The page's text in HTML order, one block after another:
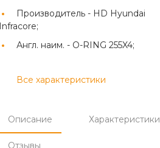
Производитель - HD Hyundai
Infracore;
Англ. наим. - O-RING 255X4;
Все характеристики
Описание Характеристики
Отзывы